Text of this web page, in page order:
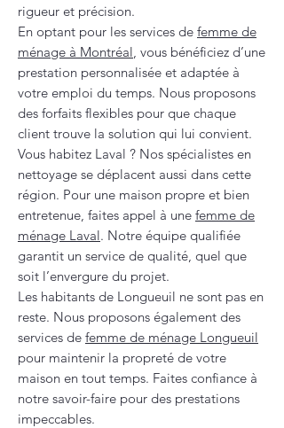
rigueur et précision.
En optant pour les services de femme de
ménage à Montréal, vous bénéficiez d’une
prestation personnalisée et adaptée à
votre emploi du temps. Nous proposons
des forfaits flexibles pour que chaque
client trouve la solution qui lui convient.
Vous habitez Laval ? Nos spécialistes en
nettoyage se déplacent aussi dans cette
région. Pour une maison propre et bien
entretenue, faites appel à une femme de
ménage Laval. Notre équipe qualifiée
garantit un service de qualité, quel que
soit l’envergure du projet.
Les habitants de Longueuil ne sont pas en
reste. Nous proposons également des
services de femme de ménage Longueuil
pour maintenir la propreté de votre
maison en tout temps. Faites confiance à
notre savoir-faire pour des prestations
impeccables.